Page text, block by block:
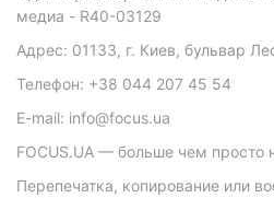
медиа - R40-03129
Адрес: 01133, г. Киев, бульвар
Телефон: +38 044 207 45 54
E-mail: info@focus.ua
FOCUS.UA — больше чем просто
Перепечатка, копирование или